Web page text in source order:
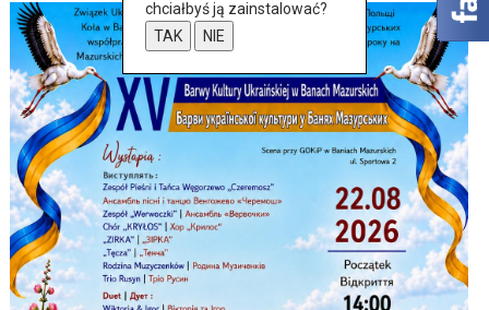
chciałbyś ją zainstalować?
TAK
NIE